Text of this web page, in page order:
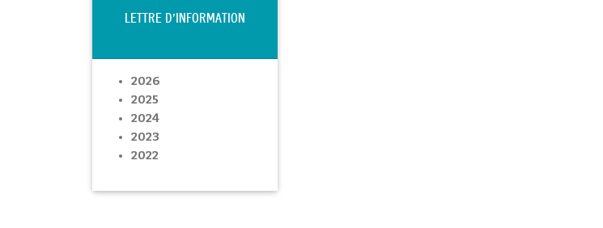
LETTRE D'INFORMATION
2026
2025
2024
2023
2022